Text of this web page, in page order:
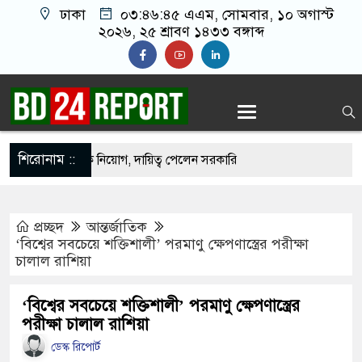
ঢাকা ০৩:৪৬:৪৬ এএম, সোমবার, ১০ অগাস্ট
২০২৬, ২৫ শ্রাবণ ১৪৩৩ বঙ্গাব্দ
শিরোনাম ::
প্রশাসক নিয়োগ, দায়িত্ব পেলেন সরকারি
লরি চাপা দিলো কয়েকটি গাড়িকে, নিহত ২
না, আমরা চাই সরকার যেন ফ্যাসিস্ট হয়ে না ওঠে:
রাষ্ট্রক্ষমতা দখলে ব্যাকুল: মুক্তিযুদ্ধ মন্ত্রী
প্রচ্ছদ
আন্তর্জাতিক
‘বিশ্বের সবচেয়ে শক্তিশালী’ পরমাণু ক্ষেপণাস্ত্রের পরীক্ষা
চালাল রাশিয়া
‘বিশ্বের সবচেয়ে শক্তিশালী’ পরমাণু ক্ষেপণাস্ত্রের
পরীক্ষা চালাল রাশিয়া
ডেস্ক রিপোর্ট